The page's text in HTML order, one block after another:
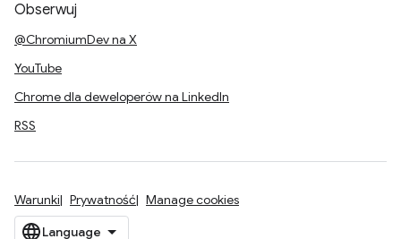
Obserwuj
@ChromiumDev na X
YouTube
Chrome dla deweloperów na LinkedIn
RSS
Warunki Prywatność Manage cookies